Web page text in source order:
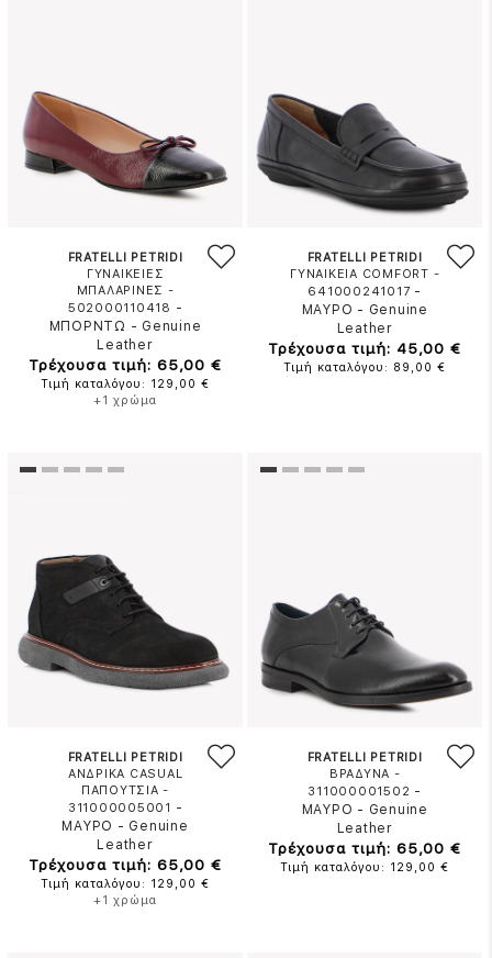
FRATELLI PETRIDI
ΓΥΝΑΙΚΕΙΕΣ
ΜΠΑΛΑΡΙΝΕΣ -
502000110418 -
ΜΠΟΡΝΤΩ - Genuine
Leather
Τρέχουσα τιμή: 65,00 €
Τιμή καταλόγου: 129,00 €
+1 χρώμα
FRATELLI PETRIDI
ΓΥΝΑΙΚΕΙΑ COMFORT -
641000241017 -
ΜΑΥΡΟ - Genuine
Leather
Τρέχουσα τιμή: 45,00 €
Τιμή καταλόγου: 89,00 €
FRATELLI PETRIDI
ΑΝΔΡΙΚΑ CASUAL
ΠΑΠΟΥΤΣΙΑ -
311000005001 -
ΜΑΥΡΟ - Genuine
Leather
Τρέχουσα τιμή: 65,00 €
Τιμή καταλόγου: 129,00 €
+1 χρώμα
FRATELLI PETRIDI
ΒΡΑΔΥΝΑ -
311000001502 -
ΜΑΥΡΟ - Genuine
Leather
Τρέχουσα τιμή: 65,00 €
Τιμή καταλόγου: 129,00 €